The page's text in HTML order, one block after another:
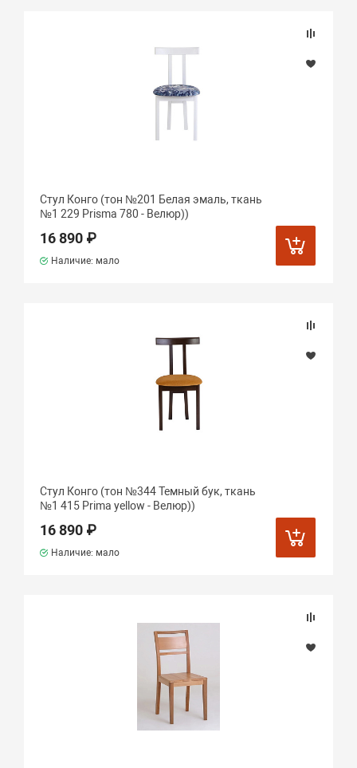
Стул Конго (тон №201 Белая эмаль, ткань
№1 229 Prisma 780 - Велюр))
16 890 ₽
Наличие: мало
Стул Конго (тон №344 Темный бук, ткань
№1 415 Prima yellow - Велюр))
16 890 ₽
Наличие: мало